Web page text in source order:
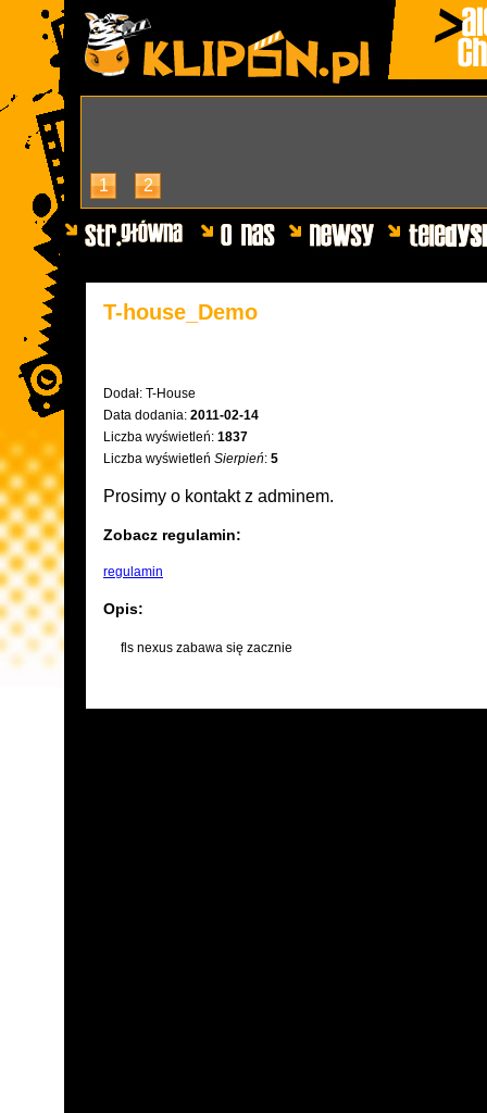
1 2
T-house_Demo
Dodał: T-House
Data dodania: 2011-02-14
Liczba wyświetleń: 1837
Liczba wyświetleń Sierpień: 5
Prosimy o kontakt z adminem.
Zobacz regulamin:
regulamin
Opis:
fls nexus zabawa się zacznie